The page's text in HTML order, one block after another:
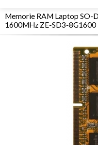
Memorie RAM Laptop SO-
1600MHz ZE-SD3-8G1600